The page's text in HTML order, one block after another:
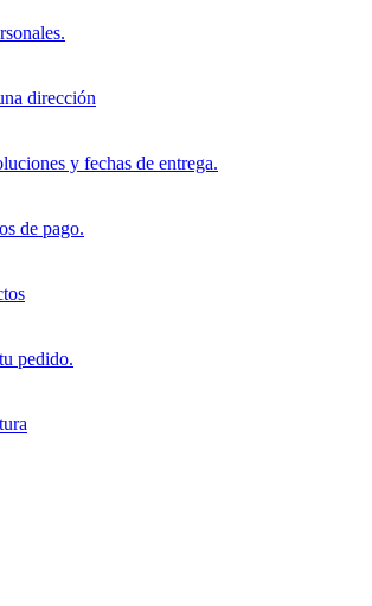
dirección
y fechas de entrega.
de pago.
pedido.